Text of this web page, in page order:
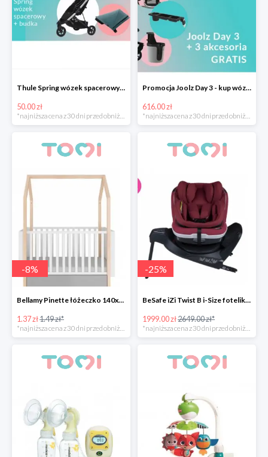
Thule Spring wózek spacerowy z budką -50 zł
50.00 zł
*najniższa cena z 30 dni przed obniżką
Promocja Joolz Day 3 - kup wózek i otrzymaj akcesoria o wartości 616 zł gratis
616.00 zł
*najniższa cena z 30 dni przed obniżką
-8%
Bellamy Pinette łóżeczko 140x70
1.37 zł1.49 zł*
-25%
BeSafe iZi Twist B i-Size fotelik przekręcany 270°
1999.00 zł2649.00 zł*